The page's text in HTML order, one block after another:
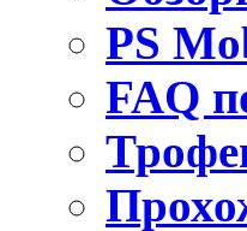
PS
FAQ